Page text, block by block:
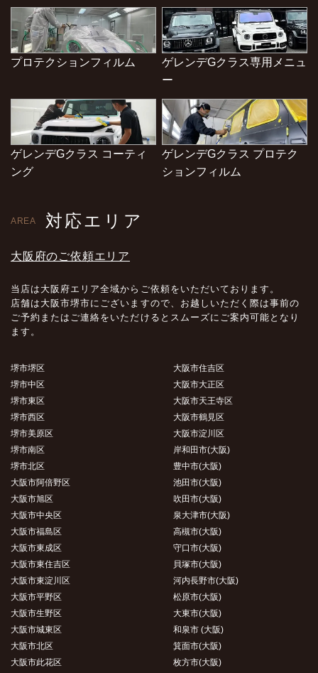
プロテクションフィルム
ゲレンデGクラス専用メニュ
ー
ゲレンデGクラス コーティ
ング
ゲレンデGクラス プロテク
ションフィルム
AREA 対応エリア
大阪府のご依頼エリア
当店は大阪府エリア全域からご依頼をいただいております。
店舗は大阪市堺市にございますので、お越しいただく際は事前の
ご予約またはご連絡をいただけるとスムーズにご案内可能となり
ます。
堺市堺区
堺市中区
堺市東区
堺市西区
堺市美原区
堺市南区
堺市北区
大阪市阿倍野区
大阪市旭区
大阪市中央区
大阪市福島区
大阪市東成区
大阪市東住吉区
大阪市東淀川区
大阪市平野区
大阪市生野区
大阪市城東区
大阪市北区
大阪市此花区
大阪市住吉区
大阪市大正区
大阪市天王寺区
大阪市鶴見区
大阪市淀川区
岸和田市(大阪)
豊中市(大阪)
池田市(大阪)
吹田市(大阪)
泉大津市(大阪)
高槻市(大阪)
守口市(大阪)
貝塚市(大阪)
河内長野市(大阪)
松原市(大阪)
大東市(大阪)
和泉市 (大阪)
箕面市(大阪)
枚方市(大阪)